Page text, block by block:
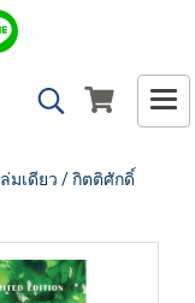
มเดียว / กิตติศักดิ์